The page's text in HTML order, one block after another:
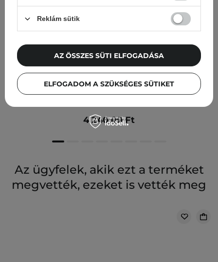
Tocobo - Vita Glazed Lip Mask - Hidratáló és Regeneráló
4 240,00 Ft
Az ügyfelek, akik ezt a terméket
megvették, ezeket is vették meg
Reklám sütik
ELFOGADOM A SZÜKSÉGES SÜTIKET
AZ ÖSSZES SÜTI ELFOGADÁSA